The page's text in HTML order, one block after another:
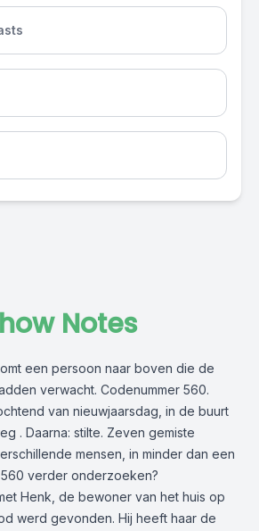
Notes
een persoon naar boven die de
verwacht. Codenummer 560.
van nieuwjaarsdag, in de buurt
. Daarna: stilte. Zeven gemiste
mensen, in minder dan een
verder onderzoeken?
Henk, de bewoner van het huis op
werd gevonden. Hij heeft haar de